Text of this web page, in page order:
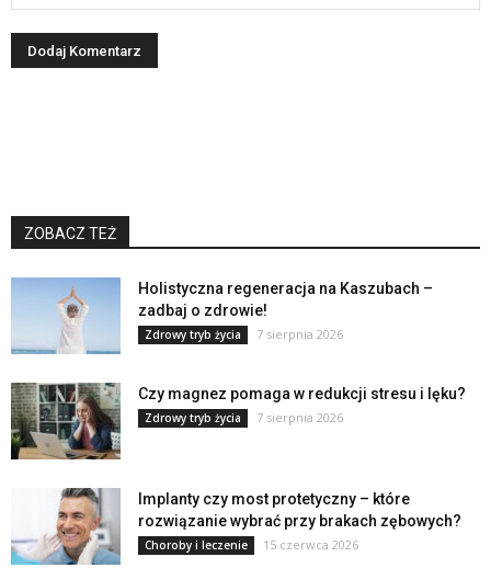
ZOBACZ TEŻ
Holistyczna regeneracja na Kaszubach –
zadbaj o zdrowie!
Zdrowy tryb życia 7 sierpnia 2026
Czy magnez pomaga w redukcji stresu i lęku?
Zdrowy tryb życia 7 sierpnia 2026
Implanty czy most protetyczny – które
rozwiązanie wybrać przy brakach zębowych?
Choroby i leczenie 15 czerwca 2026